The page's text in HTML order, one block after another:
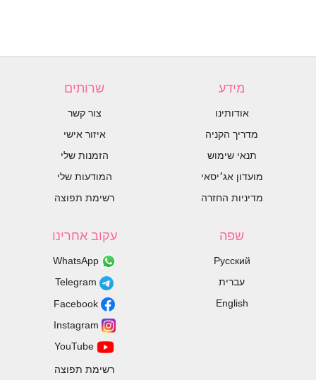
מידע
אודותינו
מדריך הקניה
תנאי שימוש
מועדון אג׳יסאי
מדיניות החזרה
שרותים
צור קשר
איזור אישי
הזמנות שלי
המודעות שלי
רשימת תפוצה
שפה
Русский
עברית
English
עקוב אחרינו
רשימת תפוצה